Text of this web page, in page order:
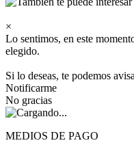
×
Lo sentimos, en este
elegido.
Si lo deseas, te podemos
Notificarme
No gracias
MEDIOS DE PAGO